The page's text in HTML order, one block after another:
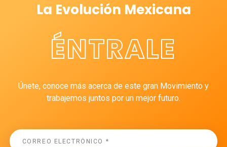
La Evolución Mexicana
ÉNTRALE
Únete, conoce más acerca de este gran Movimiento y
trabajemos juntos por un mejor futuro.